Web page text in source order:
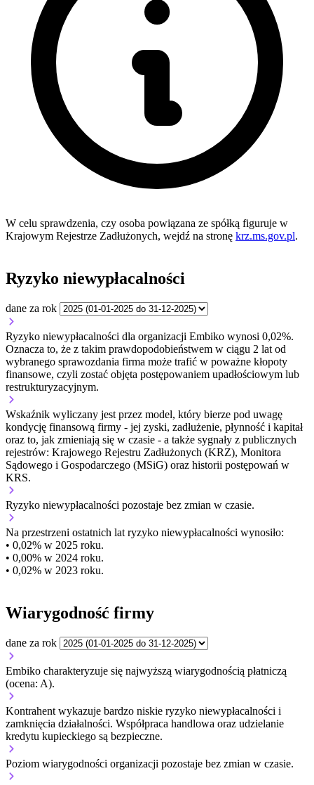
W celu sprawdzenia, czy osoba powiązana ze spółką figuruje w
Krajowym Rejestrze Zadłużonych, wejdź na stronę krz.ms.gov.pl.
Ryzyko niewypłacalności
dane za rok
Ryzyko niewypłacalności dla organizacji Embiko wynosi 0,02%.
Oznacza to, że z takim prawdopodobieństwem w ciągu 2 lat od
wybranego sprawozdania firma może trafić w poważne kłopoty
finansowe, czyli zostać objęta postępowaniem upadłościowym lub
restrukturyzacyjnym.
Wskaźnik wyliczany jest przez model, który bierze pod uwagę
kondycję finansową firmy - jej zyski, zadłużenie, płynność i kapitał
oraz to, jak zmieniają się w czasie - a także sygnały z publicznych
rejestrów: Krajowego Rejestru Zadłużonych (KRZ), Monitora
Sądowego i Gospodarczego (MSiG) oraz historii postępowań w
KRS.
Ryzyko niewypłacalności pozostaje bez zmian w czasie.
Na przestrzeni ostatnich lat ryzyko niewypłacalności wynosiło:
• 0,02% w 2025 roku.
• 0,00% w 2024 roku.
• 0,02% w 2023 roku.
Wiarygodność firmy
dane za rok
Embiko charakteryzuje się najwyższą wiarygodnością płatniczą
(ocena: A).
Kontrahent wykazuje bardzo niskie ryzyko niewypłacalności i
zamknięcia działalności. Współpraca handlowa oraz udzielanie
kredytu kupieckiego są bezpieczne.
Poziom wiarygodności organizacji pozostaje bez zmian w czasie.